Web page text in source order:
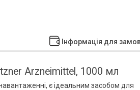
Інформація для
Arzneimittel, 1000 мл
є ідеальним засобом для